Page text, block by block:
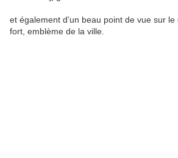
et également d'un beau point de vue sur
fort, emblème de la ville.